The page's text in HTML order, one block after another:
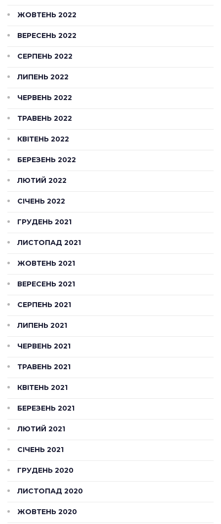
ЖОВТЕНЬ 2022
ВЕРЕСЕНЬ 2022
СЕРПЕНЬ 2022
ЛИПЕНЬ 2022
ЧЕРВЕНЬ 2022
ТРАВЕНЬ 2022
КВІТЕНЬ 2022
БЕРЕЗЕНЬ 2022
ЛЮТИЙ 2022
СІЧЕНЬ 2022
ГРУДЕНЬ 2021
ЛИСТОПАД 2021
ЖОВТЕНЬ 2021
ВЕРЕСЕНЬ 2021
СЕРПЕНЬ 2021
ЛИПЕНЬ 2021
ЧЕРВЕНЬ 2021
ТРАВЕНЬ 2021
КВІТЕНЬ 2021
БЕРЕЗЕНЬ 2021
ЛЮТИЙ 2021
СІЧЕНЬ 2021
ГРУДЕНЬ 2020
ЛИСТОПАД 2020
ЖОВТЕНЬ 2020